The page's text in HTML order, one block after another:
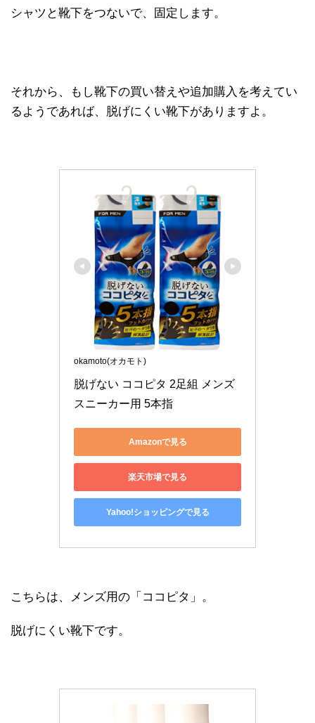
シャツと靴下をつないで、固定します。
それから、もし靴下の買い替えや追加購入を考えてい
るようであれば、脱げにくい靴下がありますよ。
okamoto(オカモト)
脱げない ココピタ 2足組 メンズ
スニーカー用 5本指
Amazonで見る
楽天市場で見る
Yahoo!ショッピングで見る
こちらは、メンズ用の「ココピタ」。
脱げにくい靴下です。